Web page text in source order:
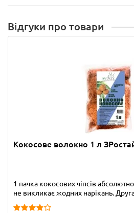
Відгуки про товари
Кокосове волокно 1 л
1 пачка кокосових чіпсів
не викликає жодних нарікань.